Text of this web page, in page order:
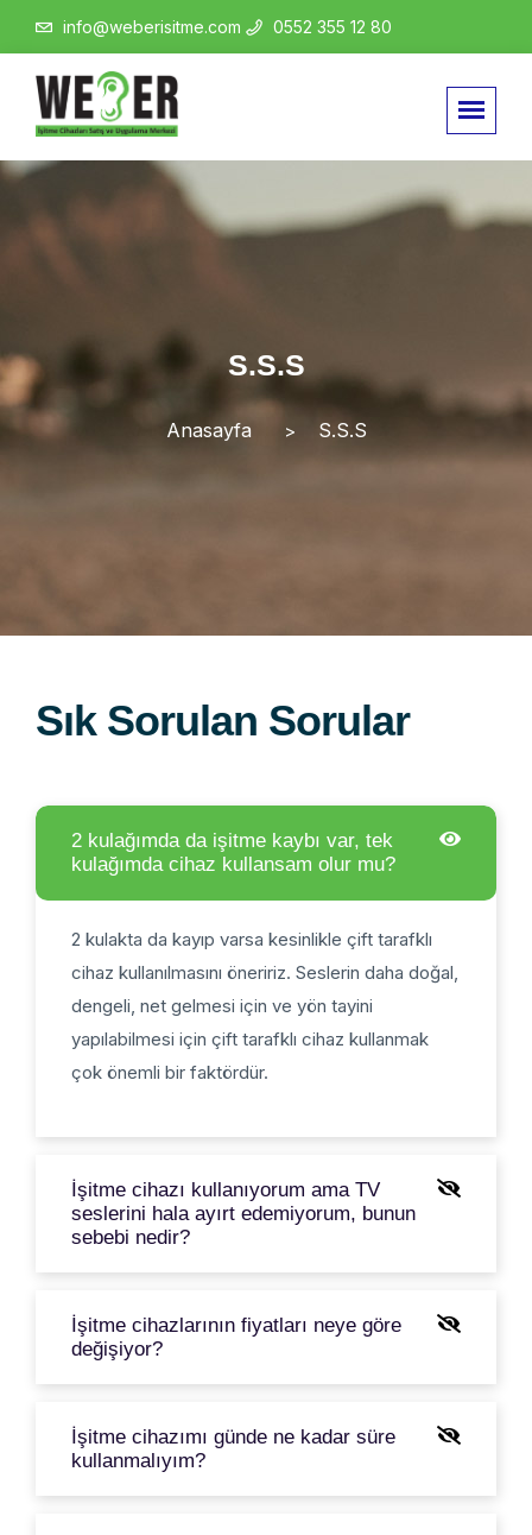
info@weberisitme.com 0552 355 12 80
S.S.S
Anasayfa S.S.S
Sık Sorulan Sorular
2 kulağımda da işitme kaybı var, tek
kulağımda cihaz kullansam olur mu?
2 kulakta da kayıp varsa kesinlikle çift tarafklı
cihaz kullanılmasını öneririz. Seslerin daha doğal,
dengeli, net gelmesi için ve yön tayini
yapılabilmesi için çift tarafklı cihaz kullanmak
çok önemli bir faktördür.
İşitme cihazı kullanıyorum ama TV
seslerini hala ayırt edemiyorum, bunun
sebebi nedir?
İşitme cihazlarının fiyatları neye göre
değişiyor?
İşitme cihazımı günde ne kadar süre
kullanmalıyım?